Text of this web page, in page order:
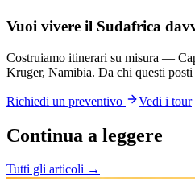
Vuoi vivere il Sudafrica
Costruiamo itinerari su misura —
Kruger, Namibia. Da chi questi
Richiedi un preventivo Vedi i tour
Continua a leggere
Tutti gli articoli →